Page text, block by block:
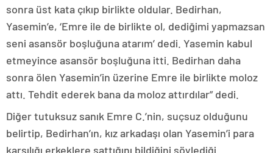
sonra üst kata çıkıp birlikte oldular. Bedirhan,
Yasemin’e, ‘Emre ile de birlikte ol, dediğimi yapmazsan
seni asansör boşluğuna atarım’ dedi. Yasemin kabul
etmeyince asansör boşluğuna itti. Bedirhan daha
sonra ölen Yasemin’in üzerine Emre ile birlikte moloz
attı. Tehdit ederek bana da moloz attırdılar” dedi.
Diğer tutuksuz sanık Emre C.’nin, suçsuz olduğunu
belirtip, Bedirhan’ın, kız arkadaşı olan Yasemin’i para
karşılığı erkeklere sattığını bildiğini söylediği